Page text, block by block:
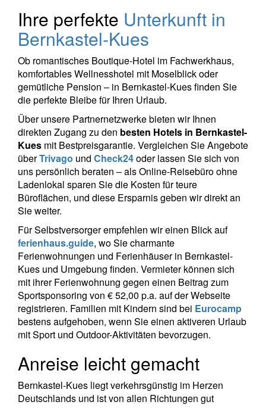
Ihre perfekte Unterkunft in
Bernkastel-Kues
Ob romantisches Boutique-Hotel im Fachwerkhaus,
komfortables Wellnesshotel mit Moselblick oder
gemütliche Pension – in Bernkastel-Kues finden Sie
die perfekte Bleibe für Ihren Urlaub.
Über unsere Partnernetzwerke bieten wir Ihnen
direkten Zugang zu den besten Hotels in Bernkastel-
Kues mit Bestpreisgarantie. Vergleichen Sie Angebote
überTrivago und Check24oder lassen Sie sich von
uns persönlich beraten – als Online-Reisebüro ohne
Ladenlokal sparen Sie die Kosten für teure
Büroflächen, und diese Ersparnis geben wir direkt an
Sie weiter.
Für Selbstversorger empfehlen wir einen Blick auf
ferienhaus.guide, wo Sie charmante
Ferienwohnungen und Ferienhäuser in Bernkastel-
Kues und Umgebung finden. Vermieter können sich
mit ihrer Ferienwohnung gegen einen Beitrag zum
Sportsponsoring von € 52,00 p.a. auf der Webseite
registrieren. Familien mit Kindern sind bei Eurocamp
bestens aufgehoben, wenn Sie einen aktiveren Urlaub
mit Sport und Outdoor-Aktivitäten bevorzugen.
Anreise leicht gemacht
Bernkastel-Kues liegt verkehrsgünstig im Herzen
Deutschlands und ist von allen Richtungen gut